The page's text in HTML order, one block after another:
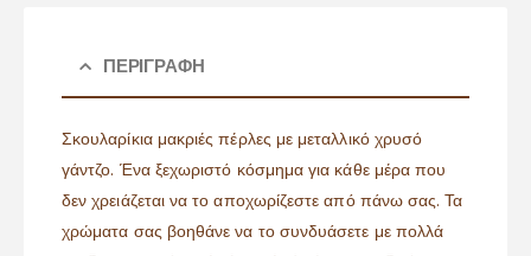
ΠΕΡΙΓΡΑΦΉ
Σκουλαρίκια μακριές πέρλες με μεταλλικό χρυσό
γάντζο. Ένα ξεχωριστό κόσμημα για κάθε μέρα που
δεν χρειάζεται να το αποχωρίζεστε από πάνω σας. Τα
χρώματα σας βοηθάνε να το συνδυάσετε με πολλά